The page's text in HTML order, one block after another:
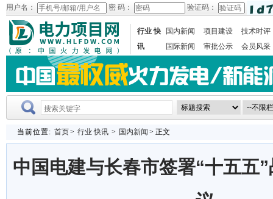
用户名： 密 码： 验证码：
行业 快
讯
国内新闻 项目建设
技术时评
国际新闻
审批公示 会员风采
当前位置: 首页> 行业 快讯 > 国内新闻 > 正文
中国电建与长春市签署“十五五